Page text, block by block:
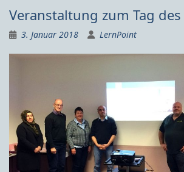
Veranstaltung zum Tag
3. Januar 2018 LernPoint